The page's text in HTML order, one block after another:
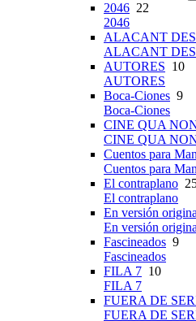
2046 22
2046
ALACANT
ALACANT
AUTORES 10
AUTORES
Boca-Ciones 9
Boca-Ciones
CINE QUA
CINE QUA
Cuentos para
Cuentos para
El contraplano
El contraplano
En versión
En versión
Fascineados 9
Fascineados
FILA 7 10
FILA 7
FUERA DE
FUERA DE